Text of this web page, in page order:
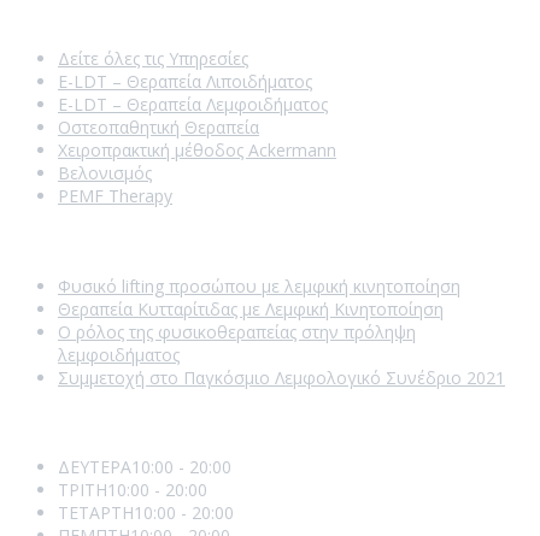
Δείτε όλες τις Υπηρεσίες
E-LDT – Θεραπεία Λιποιδήματος
E-LDT – Θεραπεία Λεμφοιδήματος
Οστεοπαθητική Θεραπεία
Χειροπρακτική μέθοδος Ackermann
Βελονισμός
PEMF Therapy
Φυσικό lifting προσώπου με λεμφική κινητοποίηση
Θεραπεία Κυτταρίτιδας με Λεμφική Κινητοποίηση
Ο ρόλος της φυσικοθεραπείας στην πρόληψη
λεμφοιδήματος
Συμμετοχή στο Παγκόσμιο Λεμφολογικό Συνέδριο 2021
ΔΕΥΤΕΡΑ10:00 - 20:00
ΤΡΙΤΗ10:00 - 20:00
ΤΕΤΑΡΤΗ10:00 - 20:00